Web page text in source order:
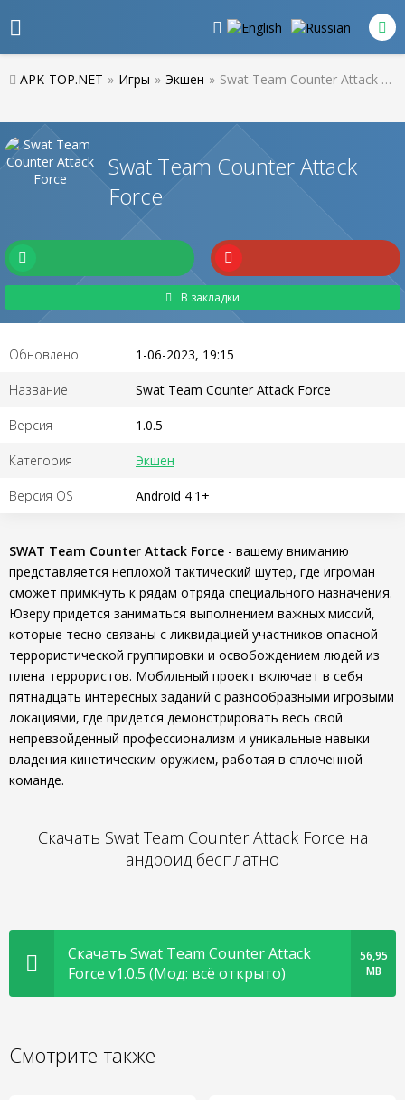
APK-TOP.NET » Игры » Экшен » Swat Team Counter Attack Force
Swat Team Counter Attack
Force
В закладки
Обновлено 1-06-2023, 19:15
Название Swat Team Counter Attack Force
Версия 1.0.5
Категория Экшен
Версия OS Android 4.1+
SWAT Team Counter Attack Force - вашему вниманию
представляется неплохой тактический шутер, где игроман
сможет примкнуть к рядам отряда специального назначения.
Юзеру придется заниматься выполнением важных миссий,
которые тесно связаны с ликвидацией участников опасной
террористической группировки и освобождением людей из
плена террористов. Мобильный проект включает в себя
пятнадцать интересных заданий с разнообразными игровыми
локациями, где придется демонстрировать весь свой
непревзойденный профессионализм и уникальные навыки
владения кинетическим оружием, работая в сплоченной
команде.
Скачать Swat Team Counter Attack Force на
андроид бесплатно
Скачать Swat Team Counter Attack
Force v1.0.5 (Мод: всё открыто)
56,95
MB
Смотрите также